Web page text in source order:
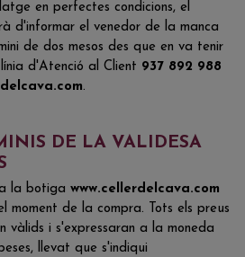
en perfectes condicions, el
d'informar el venedor de la manca
de dos mesos des que en va tenir
d'Atenció al Client 937 892 988
.
DE LA VALIDESA
la botiga www.cellerdelcava.com
moment de la compra. Tots els preus
vàlids i s'expressaran a la moneda
llevat que s'indiqui